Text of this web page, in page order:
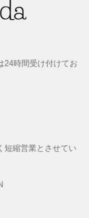
24時間受け付けてお
短縮営業とさせてい